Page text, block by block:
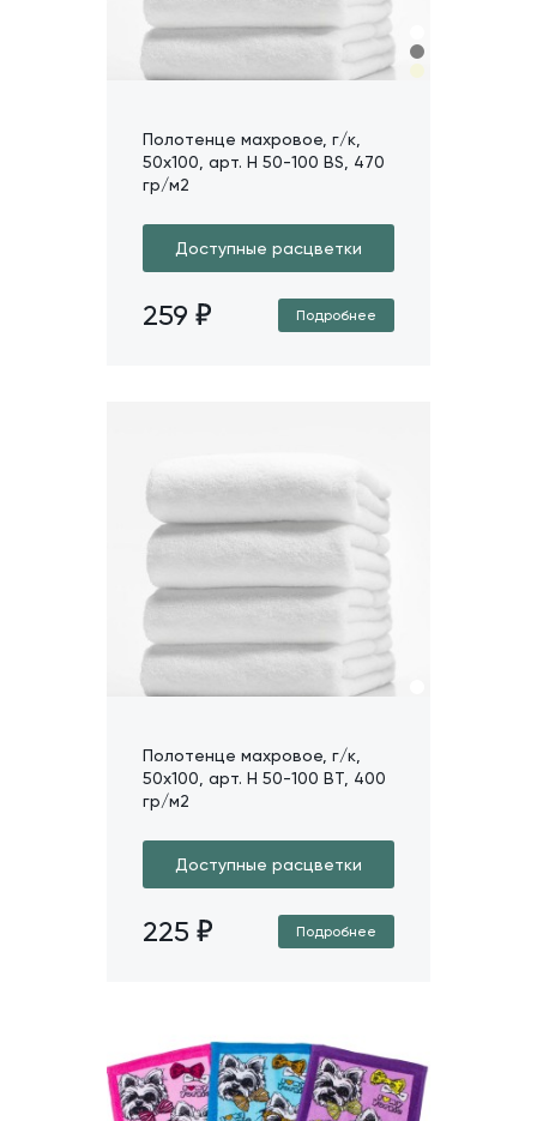
Полотенце махровое, г/к,
50х100, арт. H 50-100 BS, 470
гр/м2
Доступные расцветки
259 Подробнее
Полотенце махровое, г/к,
50х100, арт. H 50-100 BT, 400
гр/м2
Доступные расцветки
225 Подробнее